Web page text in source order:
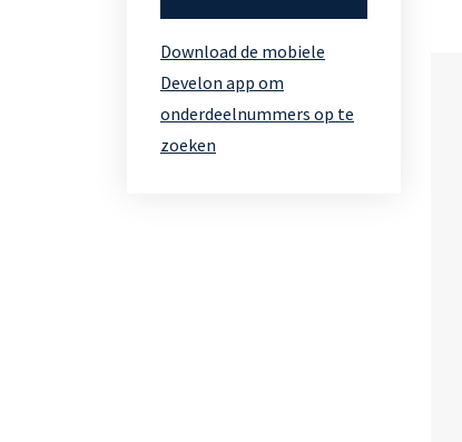
Download de mobiele
Develon app om
onderdeelnummers op te
zoeken